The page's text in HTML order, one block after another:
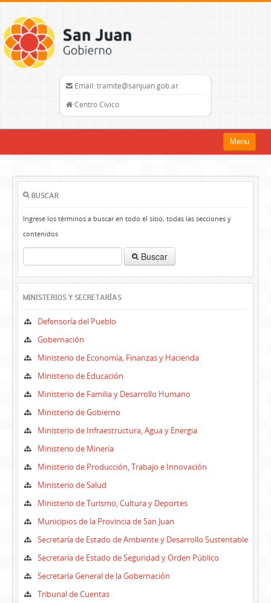
Email: tramite@sanjuan.gob.ar
Centro Civico
Menu
Mapa del Sitio
BUSCAR
Ingrese los términos a buscar en todo el sitio, todas las secciones y
contenidos
Buscar
MINISTERIOS Y SECRETARÍAS
Defensoría del Pueblo
Gobernación
Ministerio de Economía, Finanzas y Hacienda
Ministerio de Educación
Ministerio de Familia y Desarrollo Humano
Ministerio de Gobierno
Ministerio de Infraestructura, Agua y Energia
Ministerio de Minería
Ministerio de Producción, Trabajo e Innovación
Ministerio de Salud
Ministerio de Turismo, Cultura y Deportes
Municipios de la Provincia de San Juan
Secretaría de Estado de Ambiente y Desarrollo Sustentable
Secretaría de Estado de Seguridad y Orden Público
Secretaría General de la Gobernación
Tribunal de Cuentas